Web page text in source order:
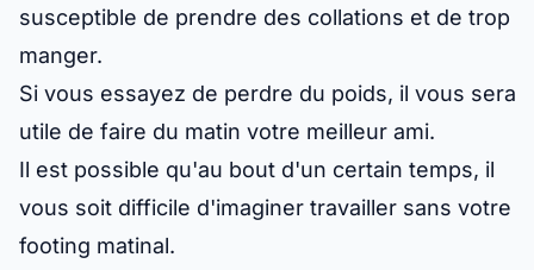
susceptible de prendre des collations et de trop
manger.
Si vous essayez de perdre du poids, il vous sera
utile de faire du matin votre meilleur ami.
Il est possible qu'au bout d'un certain temps, il
vous soit difficile d'imaginer travailler sans votre
footing matinal.